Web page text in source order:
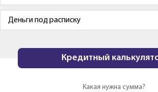
Деньги под расписку
Кредитный
Какая нужна сумма?